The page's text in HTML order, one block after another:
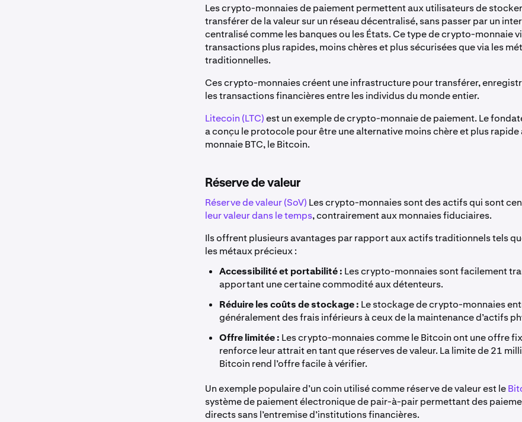
Les crypto-monnaies de paiement permettent aux utilisateurs de
transférer de la valeur sur un réseau décentralisé, sans passer par un
centralisé comme les banques ou les États. Ce type de crypto-monnaie
transactions plus rapides, moins chères et plus sécurisées que via les
traditionnelles.
Ces crypto-monnaies créent une infrastructure pour transférer,
les transactions financières entre les individus du monde entier.
Litecoin (LTC)est un exemple de crypto-monnaie de paiement. Le
a conçu le protocole pour être une alternative moins chère et plus
monnaie BTC, le Bitcoin.
Réserve de valeur
Réserve de valeur (SoV) Les crypto-monnaies sont des actifs qui sont
leur valeur dans le temps, contrairement aux monnaies fiduciaires.
Ils offrent plusieurs avantages par rapport aux actifs traditionnels tels
les métaux précieux :
Accessibilité et portabilité : Les crypto-monnaies sont facilement
apportant une certaine commodité aux détenteurs.
Réduire les coûts de stockage : Le stockage de crypto-monnaies
généralement des frais inférieurs à ceux de la maintenance d’actifs
Offre limitée : Les crypto-monnaies comme le Bitcoin ont une offre
renforce leur attrait en tant que réserves de valeur. La limite de 21
Bitcoin rend l’offre facile à vérifier.
Un exemple populaire d’un coin utilisé comme réserve de valeur est le
système de paiement électronique de pair-à-pair permettant des
directs sans l’entremise d’institutions financières.